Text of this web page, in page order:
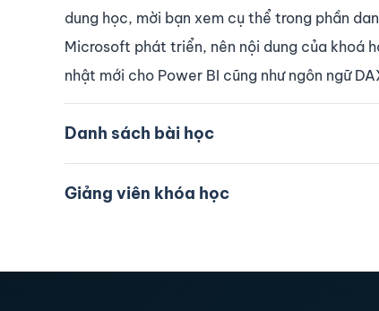
dung học, mời bạn xem cụ thể trong phần
Microsoft phát triển, nên nội dung của khoá
nhật mới cho Power BI cũng như ngôn ngữ
Danh sách bài học
Giảng viên khóa học